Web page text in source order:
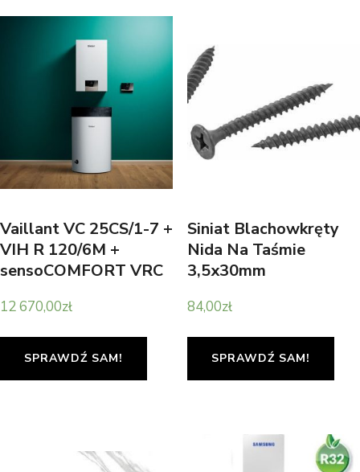
Vaillant VC 25CS/1-7 +
VIH R 120/6M +
sensoCOMFORT VRC
szachtu 303920 +
sensoNET VR 921
0010038082
12 670,00zł
SPRAWDŹ SAM!
Siniat Blachowkręty
Nida Na Taśmie
3,5x30mm
84,00zł
SPRAWDŹ SAM!